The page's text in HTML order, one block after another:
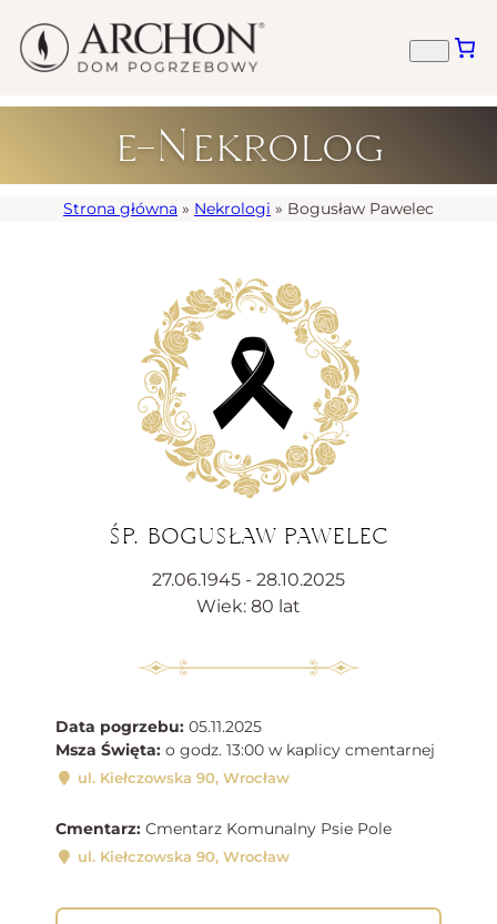
e-Nekrolog
Strona główna » Nekrologi » Bogusław Pawelec
ŚP. BOGUSŁAW PAWELEC
27.06.1945 - 28.10.2025
Wiek: 80 lat
Data pogrzebu: 05.11.2025
Msza Święta: o godz. 13:00 w kaplicy cmentarnej
ul. Kiełczowska 90, Wrocław
Cmentarz: Cmentarz Komunalny Psie Pole
ul. Kiełczowska 90, Wrocław